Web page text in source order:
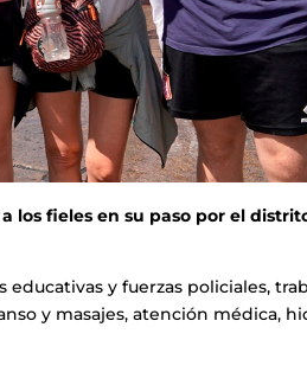
los fieles en su paso por el
y fuerzas policiales,
y masajes, atención médica,